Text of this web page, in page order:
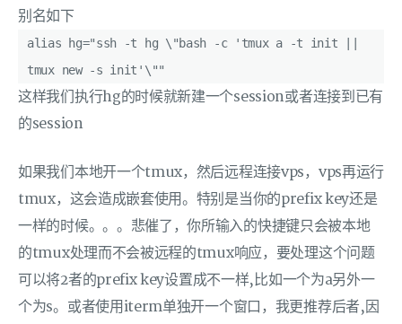
别名如下
alias hg="ssh -t hg \"bash -c 'tmux a -t init ||
tmux new -s init'\""
这样我们执行hg的时候就新建一个session或者连接到已有
的session
如果我们本地开一个tmux，然后远程连接vps，vps再运行
tmux，这会造成嵌套使用。特别是当你的prefix key还是
一样的时候。。。悲催了，你所输入的快捷键只会被本地
的tmux处理而不会被远程的tmux响应，要处理这个问题
可以将2者的prefix key设置成不一样,比如一个为a另外一
个为s。或者使用iterm单独开一个窗口，我更推荐后者,因